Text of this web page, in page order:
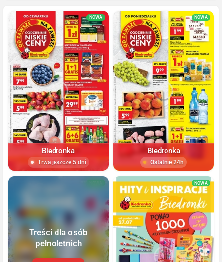
NOWA
Biedronka
Trwa jeszcze 5 dni
NOWA
Biedronka
Ostatnie 24h
Treści dla osób
pełnoletnich
NOWA